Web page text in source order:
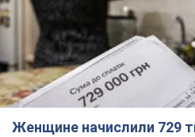
Женщине начислили 729